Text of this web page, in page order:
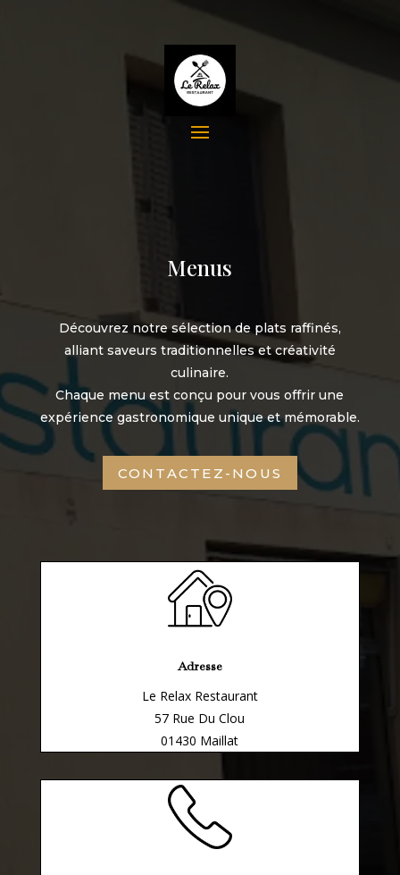
Menus
Découvrez notre sélection de plats raffinés,
alliant saveurs traditionnelles et créativité
culinaire.
Chaque menu est conçu pour vous offrir une
expérience gastronomique unique et mémorable.
CONTACTEZ-NOUS
Adresse
Le Relax Restaurant
57 Rue Du Clou
01430 Maillat